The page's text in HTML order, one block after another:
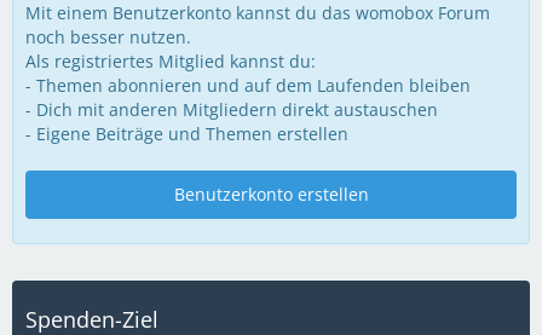
Mit einem Benutzerkonto kannst du das womobox Forum
noch besser nutzen.
Als registriertes Mitglied kannst du:
- Themen abonnieren und auf dem Laufenden bleiben
- Dich mit anderen Mitgliedern direkt austauschen
- Eigene Beiträge und Themen erstellen
Benutzerkonto erstellen
Spenden-Ziel